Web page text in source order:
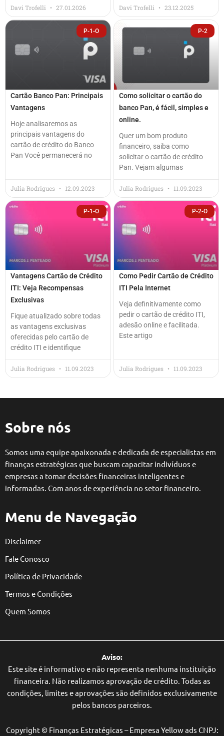
Davi Trofelli 27.01.2026 Davi Trofelli 23.12.2025
P-1-O
Cartão Banco Pan: Principais
Vantagens
Hoje analisaremos as
principais vantagens do
cartão de crédito do Banco
Pan Você permanecerá no
Julia Rodrigues 12.09.2023
P-2
Como solicitar o cartão do
banco Pan, é fácil, simples e
online.
Quer um bom produto
financeiro, saiba como
solicitar o cartão de crédito
Pan. Vejam algumas
Julia Rodrigues 11.09.2023
P-1-O
Vantagens Cartão de Crédito
ITI: Veja Recompensas
Exclusivas
Fique atualizado sobre todas
as vantagens exclusivas
oferecidas pelo cartão de
crédito ITI e identifique
Julia Rodrigues 11.09.2023
P-2-O
Como Pedir Cartão de Crédito
ITI Pela Internet
Veja definitivamente como
pedir o cartão de crédito ITI,
adesão online e facilitada.
Este artigo
Julia Rodrigues 11.09.2023
Sobre nós
Somos uma equipe apaixonada e dedicada de especialistas em
finanças estratégicas que buscam capacitar indivíduos e
empresas a tomar decisões financeiras inteligentes e
informadas. Com anos de experiência no setor financeiro.
Menu de Navegação
Disclaimer
Fale Conosco
Política de Privacidade
Termos e Condições
Quem Somos
Aviso:
Este site é informativo e não representa nenhuma instituição
financeira. Não realizamos aprovação de crédito. Todas as
condições, limites e aprovações são definidos exclusivamente
pelos bancos parceiros.
Copyright © Finanças Estratégicas – Empresa Yellow ads CNPJ: